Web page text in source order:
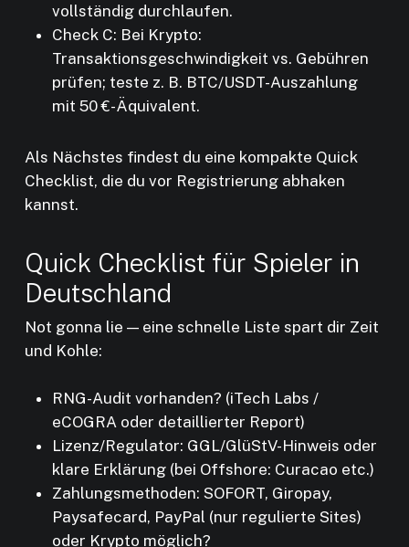
vollständig durchlaufen.
Check C: Bei Krypto:
Transaktionsgeschwindigkeit vs. Gebühren
prüfen; teste z. B. BTC/USDT-Auszahlung
mit 50 €-Äquivalent.
Als Nächstes findest du eine kompakte Quick
Checklist, die du vor Registrierung abhaken
kannst.
Quick Checklist für Spieler in
Deutschland
Not gonna lie — eine schnelle Liste spart dir Zeit
und Kohle:
RNG-Audit vorhanden? (iTech Labs /
eCOGRA oder detaillierter Report)
Lizenz/Regulator: GGL/GlüStV-Hinweis oder
klare Erklärung (bei Offshore: Curacao etc.)
Zahlungsmethoden: SOFORT, Giropay,
Paysafecard, PayPal (nur regulierte Sites)
oder Krypto möglich?